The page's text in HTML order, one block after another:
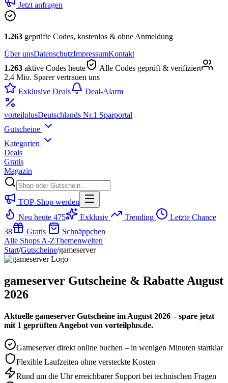
Jetzt anfragen
1.263 geprüfte Codes, kostenlos & ohne Anmeldung
Über unsDatenschutzImpressumKontakt
1.263 aktive Codes heute
Alle Codes geprüft & verifiziert
2,4 Mio. Sparer vertrauen uns
Exklusive Deals
Deal-Alarm
vorteilplusDeutschlands Nr.1 Sparportal
Gutscheine
Kategorien
Deals
Gratis
Magazin
TOP-Shop werden
Neu heute 475 Exklusiv Trending
Letzte Chance
38
Gratis
Schnäppchen
Alle Shops A-ZThemenwelten
Start/Gutscheine/gameserver
gameserver Gutscheine & Rabatte August
2026
Aktuelle gameserver Gutscheine im August 2026 – spare jetzt
mit 1 geprüften Angebot von vorteilplus.de.
Gameserver direkt online buchen – in wenigen Minuten startklar
Flexible Laufzeiten ohne versteckte Kosten
Rund um die Uhr erreichbarer Support bei technischen Fragen